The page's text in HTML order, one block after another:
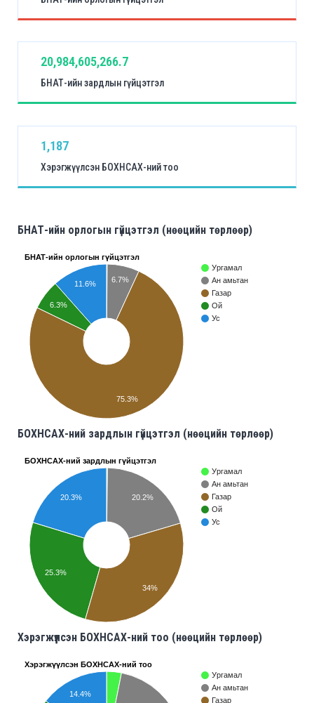
20,984,605,266.7
БНАТ-ийн зардлын гүйцэтгэл
1,187
Хэрэгжүүлсэн БОХНСАХ-ний тоо
БНАТ-ийн орлогын гүйцэтгэл (нөөцийн төрлөөр)
БНАТ-ийн орлогын гүйцэтгэл
Ургамал
Ан амьтан
Газар
Ой
Ус
6.7%
11.6%
6.3%
75.3%
БОХНСАХ-ний зардлын гүйцэтгэл (нөөцийн төрлөөр)
БОХНСАХ-ний зардлын гүйцэтгэл
Ургамал
Ан амьтан
Газар
Ой
Ус
20.2%
20.3%
25.3%
34%
Хэрэгжүүлсэн БОХНСАХ-ний тоо (нөөцийн төрлөөр)
Хэрэгжүүлсэн БОХНСАХ-ний тоо
Ургамал
Ан амьтан
Газар
14.4%